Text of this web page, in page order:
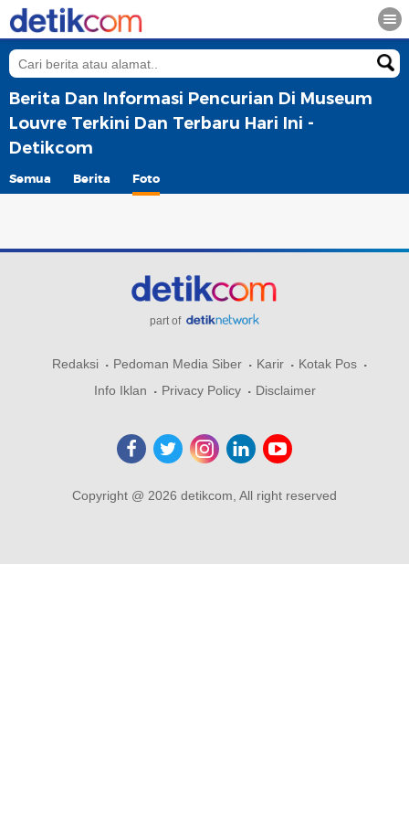
Berita Dan Informasi Pencurian Di Museum
Louvre Terkini Dan Terbaru Hari Ini -
Detikcom
Semua Berita Foto
part of
Redaksi Pedoman Media Siber Karir
Kotak Pos
Info Iklan
Privacy Policy Disclaimer
Copyright @ 2026 detikcom, All right reserved